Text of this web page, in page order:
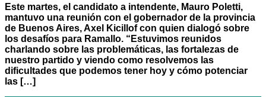
Este martes, el candidato a intendente, Mauro Poletti,
mantuvo una reunión con el gobernador de la provincia
de Buenos Aires, Axel Kicillof con quien dialogó sobre
los desafíos para Ramallo. “Estuvimos reunidos
charlando sobre las problemáticas, las fortalezas de
nuestro partido y viendo como resolvemos las
dificultades que podemos tener hoy y cómo potenciar
las […]